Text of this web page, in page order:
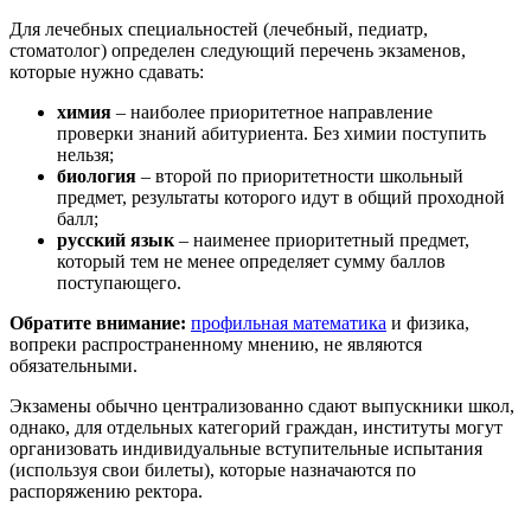
Для лечебных специальностей (лечебный, педиатр,
стоматолог) определен следующий перечень экзаменов,
которые нужно сдавать:
химия – наиболее приоритетное направление
проверки знаний абитуриента. Без химии поступить
нельзя;
биология – второй по приоритетности школьный
предмет, результаты которого идут в общий проходной
балл;
русский язык – наименее приоритетный предмет,
который тем не менее определяет сумму баллов
поступающего.
Обратите внимание: профильная математика и физика,
вопреки распространенному мнению, не являются
обязательными.
Экзамены обычно централизованно сдают выпускники школ,
однако, для отдельных категорий граждан, институты могут
организовать индивидуальные вступительные испытания
(используя свои билеты), которые назначаются по
распоряжению ректора.